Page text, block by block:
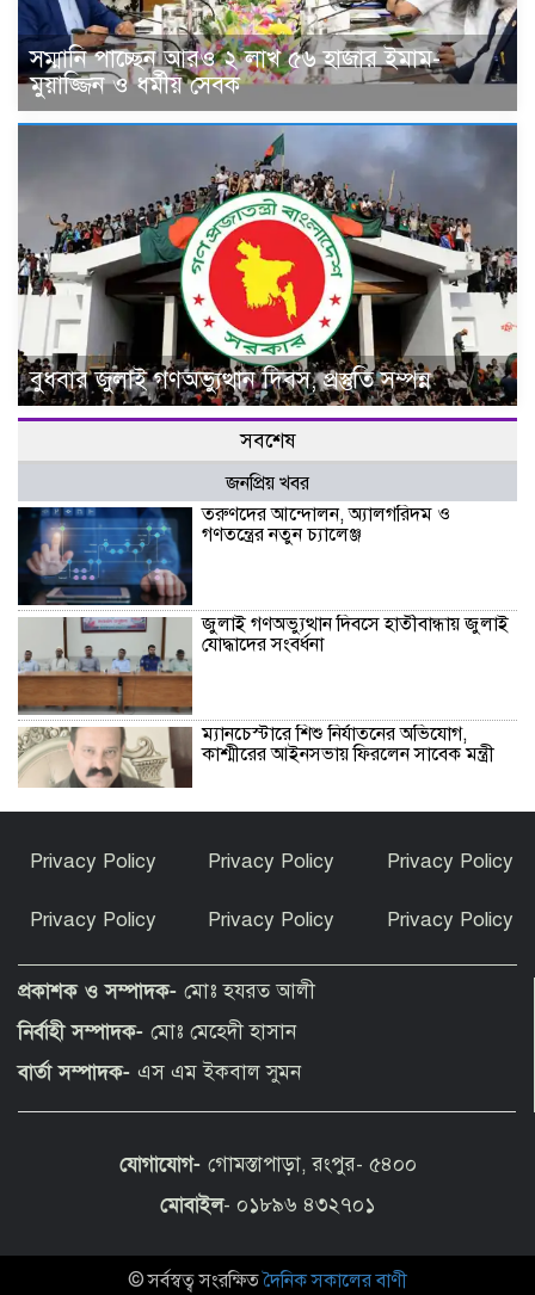
সম্মানি পাচ্ছেন আরও ২ লাখ ৫৬ হাজার ইমাম-
মুয়াজ্জিন ও ধর্মীয় সেবক
বুধবার জুলাই গণঅভ্যুত্থান দিবস, প্রস্তুতি সম্পন্ন
সবশেষ
জনপ্রিয় খবর
তরুণদের আন্দোলন, অ্যালগরিদম ও
গণতন্ত্রের নতুন চ্যালেঞ্জ
জুলাই গণঅভ্যুত্থান দিবসে হাতীবান্ধায় জুলাই
যোদ্ধাদের সংবর্ধনা
ম্যানচেস্টারে শিশু নির্যাতনের অভিযোগ,
কাশ্মীরের আইনসভায় ফিরলেন সাবেক মন্ত্রী
ব্যাক্তি কে বিনাশ্রম কারাদন্ড
আমাজনের উদ্বোধন
তুমি নগ্ন হয়েছিলে-সানিকে বাবা-মা
বোচাগঞ্জে নানা আয়োজনে জুলাই গণঅভ্যুত্থান
দিবস পালিত
৫ ট্রিলিয়ন ডলারের লক্ষ্য অর্জনে সমন্বিত
Privacy Policy Privacy Policy Privacy Policy
Privacy Policy Privacy Policy Privacy Policy
প্রকাশক ও সম্পাদক- মোঃ হযরত আলী
নির্বাহী সম্পাদক- মোঃ মেহেদী হাসান
বার্তা সম্পাদক- এস এম ইকবাল সুমন
যোগাযোগ- গোমস্তাপাড়া, রংপুর- ৫৪০০
মোবাইল- ০১৮৯৬ ৪৩২৭০১
© সর্বস্বত্ব সংরক্ষিতদৈনিক সকালের বাণী